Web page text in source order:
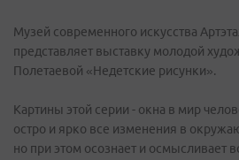
Музей современного искусства
представляет выставку молодой
Полетаевой «Недетские рисунки».
Картины этой серии - окна в мир
остро и ярко все изменения в
но при этом осознает и осмысливает